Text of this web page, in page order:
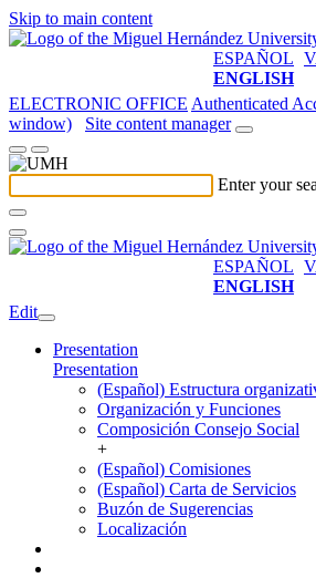
Skip to main content
ESPAÑOL
ENGLISH
ELECTRONIC OFFICE Authenticated
window)
Site content manager
Enter your
ESPAÑOL
ENGLISH
Edit
Presentation
Presentation
(Español) Estructura
Organización y Funciones
Composición Consejo Social
+
(Español) Comisiones
(Español) Carta de Servicios
Buzón de Sugerencias
Localización